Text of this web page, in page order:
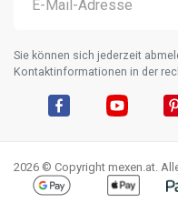
Sie können sich jederzeit
Kontaktinformationen in der
2026 © Copyright mexen.at.